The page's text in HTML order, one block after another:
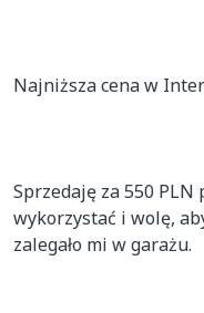
Najniższa cena w
Sprzedaję za 550
wykorzystać i wolę,
zalegało mi w garażu.